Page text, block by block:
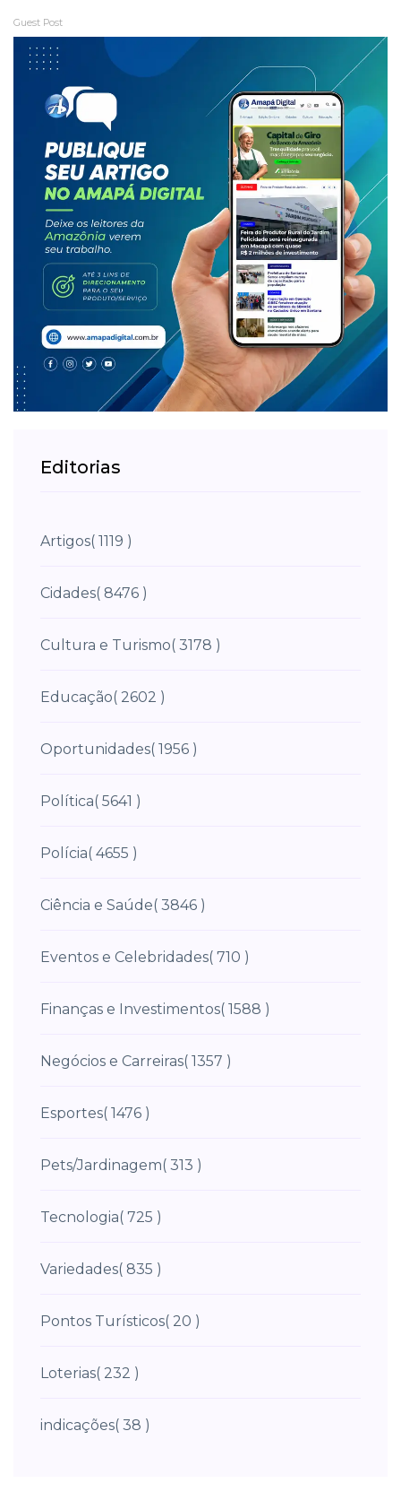
Guest Post
Editorias
Artigos( 1119 )
Cidades( 8476 )
Cultura e Turismo( 3178 )
Educação( 2602 )
Oportunidades( 1956 )
Política( 5641 )
Polícia( 4655 )
Ciência e Saúde( 3846 )
Eventos e Celebridades( 710 )
Finanças e Investimentos( 1588 )
Negócios e Carreiras( 1357 )
Esportes( 1476 )
Pets/Jardinagem( 313 )
Tecnologia( 725 )
Variedades( 835 )
Pontos Turísticos( 20 )
Loterias( 232 )
indicações( 38 )